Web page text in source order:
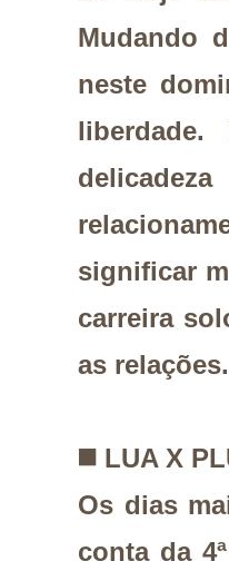
Mudando
neste
significar
carreira
as relações.
◼️ LUA X
Os dias
conta da